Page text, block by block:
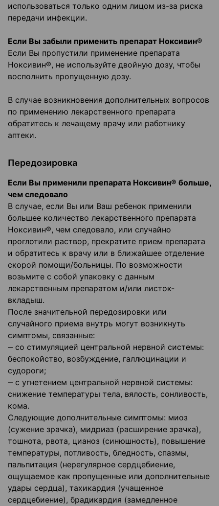
использоваться только одним лицом из-за риска
передачи инфекции.
Если Вы забыли применить препарат Ноксивин®
Если Вы пропустили применение препарата
Ноксивин®, не используйте двойную дозу, чтобы
восполнить пропущенную дозу.
В случае возникновения дополнительных вопросов
по применению лекарственного препарата
обратитесь к лечащему врачу или работнику
аптеки.
Передозировка
Если Вы применили препарата Ноксивин® больше,
чем следовало
В случае, если Вы или Ваш ребенок применили
большее количество лекарственного препарата
Ноксивин®, чем следовало, или случайно
проглотили раствор, прекратите прием препарата
и обратитесь к врачу или в ближайшее отделение
скорой помощи/больницы. По возможности
возьмите с собой упаковку с данным
лекарственным препаратом и/или листок-
вкладыш.
После значительной передозировки или
случайного приема внутрь могут возникнуть
симптомы, связанные:
‒ со стимуляцией центральной нервной системы:
беспокойство, возбуждение, галлюцинации и
судороги;
‒ с угнетением центральной нервной системы:
снижение температуры тела, вялость, сонливость,
кома.
Следующие дополнительные симптомы: миоз
(сужение зрачка), мидриаз (расширение зрачка),
тошнота, рвота, цианоз (синюшность), повышение
температуры, потливость, бледность, спазмы,
пальпитация (нерегулярное сердцебиение,
ощущаемое как пропущенные или дополнительные
удары сердца), тахикардия (учащенное
сердцебиение), брадикардия (замедленное